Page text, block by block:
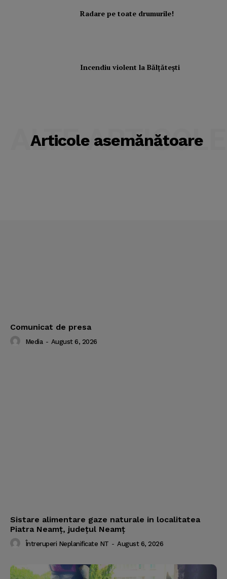
Radare pe toate drumurile!
Incendiu violent la Bălţăteşti
Articole asemănătoare
ALTE ARTICOLE
Comunicat de presa
Media - August 6, 2026
Sistare alimentare gaze naturale in localitatea
Piatra Neamț, județul Neamț
Întreruperi Neplanificate NT - August 6, 2026